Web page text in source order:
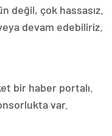
değil, çok hassasız.
devam edebiliriz.
bir haber portalı.
var.